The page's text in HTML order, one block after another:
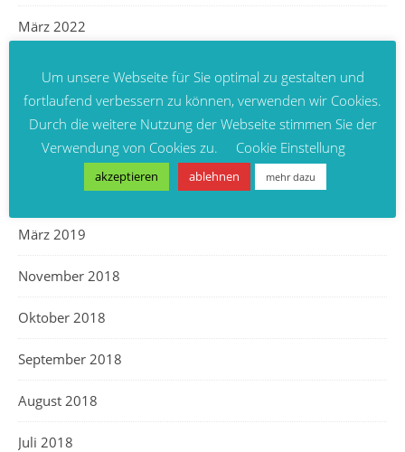
März 2022
März 2020
Dezember 2019
November 2019
März 2019
November 2018
Oktober 2018
September 2018
August 2018
Juli 2018
Um unsere Webseite für Sie optimal zu gestalten und
fortlaufend verbessern zu können, verwenden wir Cookies.
Durch die weitere Nutzung der Webseite stimmen Sie der
Verwendung von Cookies zu.
Cookie Einstellung
akzeptieren ablehnen mehr dazu